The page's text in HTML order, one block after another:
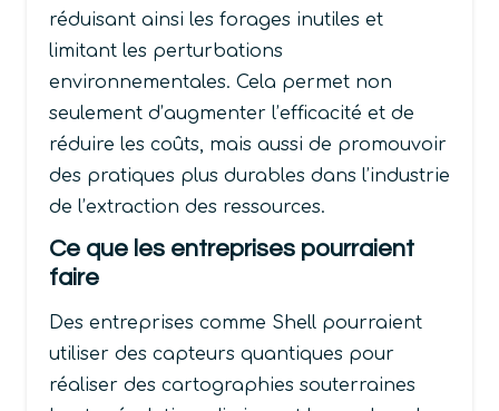
réduisant ainsi les forages inutiles et
limitant les perturbations
environnementales. Cela permet non
seulement d’augmenter l’efficacité et de
réduire les coûts, mais aussi de promouvoir
des pratiques plus durables dans l’industrie
de l’extraction des ressources.
Ce que les entreprises pourraient
faire
Des entreprises comme Shell pourraient
utiliser des capteurs quantiques pour
réaliser des cartographies souterraines